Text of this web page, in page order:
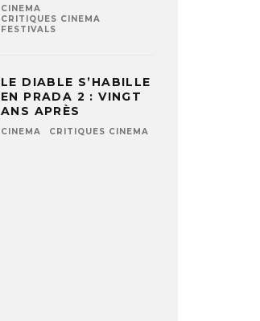
CINEMA
CRITIQUES CINEMA
FESTIVALS
LE DIABLE S’HABILLE
EN PRADA 2 : VINGT
ANS APRÈS
CINEMA CRITIQUES CINEMA